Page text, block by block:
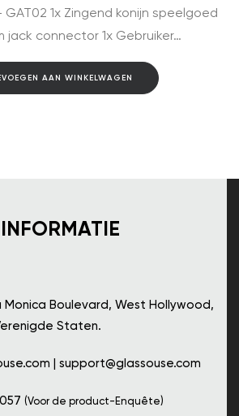
GAT02 1x Zingend konijn speelgoed
jack connector 1x Gebruiker…
AAN WINKELWAGEN
Monica Boulevard, West Hollywood,
Staten.
| support@glassouse.com
(Voor de product-Enquête)